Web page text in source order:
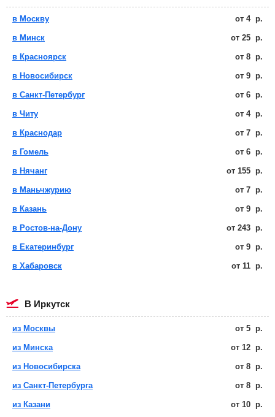
в Москву от 4 р.
в Минск от 25 р.
в Красноярск от 8 р.
в Новосибирск от 9 р.
в Санкт-Петербург от 6 р.
в Читу от 4 р.
в Краснодар от 7 р.
в Гомель от 6 р.
в Нячанг от 155 р.
в Маньчжурию от 7 р.
в Казань от 9 р.
в Ростов-на-Дону от 243 р.
в Екатеринбург от 9 р.
в Хабаровск от 11 р.
в Иркутск
из Москвы от 5 р.
из Минска от 12 р.
из Новосибирска от 8 р.
из Санкт-Петербурга от 8 р.
из Казани от 10 р.